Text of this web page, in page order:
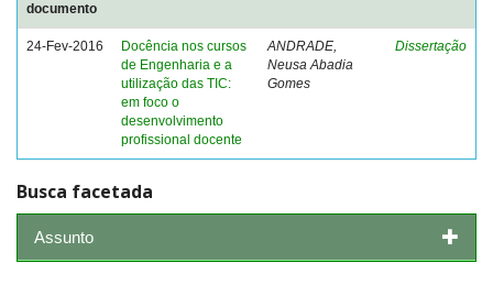
documento
24-Fev-2016
Docência nos cursos
de Engenharia e a
utilização das TIC:
em foco o
desenvolvimento
profissional docente
ANDRADE,
Neusa Abadia
Gomes
Dissertação
Busca facetada
Assunto